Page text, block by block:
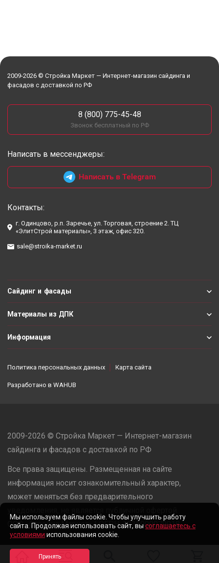
2009-2026 © Стройка Маркет — Интернет-магазин сайдинга и
фасадов с доставкой по РФ
8 (800) 775-45-48
Звонок бесплатный по РФ
Написать в мессенджеры:
Написать в Telegram
Контакты:
г. Одинцово, р.п. Заречье, ул. Торговая, строение 2. ТЦ
«ЭлитСтрой материалы», 3 этаж, офис 320.
sale@stroika-market.ru
Сайдинг и фасады
Материалы из ДПК
Информация
Политика персональных данных Карта сайта
Разработано в WAHUB
2009-2026 © Стройка Маркет — Интернет-магазин
сайдинга и фасадов с доставкой по РФ
Все права защищены. Размещенная на сайте
информация носит ознакомительный характер,
может меняться без предварительного
ООО «Стройка Маркет» | ОГРН: 1235000079918
Разработано в
Мы используем файлы cookie. Чтобы улучшить работу
сайта. Продолжая использовать сайт, вы соглашаетесь с
условиями использования cookie.